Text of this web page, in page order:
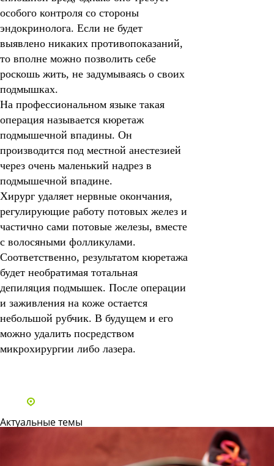
особого контроля со стороны
эндокринолога. Если не будет
выявлено никаких противопоказаний,
то вполне можно позволить себе
роскошь жить, не задумываясь о своих
подмышках.
На профессиональном языке такая
операция называется кюретаж
подмышечной впадины. Он
производится под местной анестезией
через очень маленький надрез в
подмышечной впадине.
Хирург удаляет нервные окончания,
регулирующие работу потовых желез и
частично сами потовые железы, вместе
с волосяными фолликулами.
Соответственно, результатом кюретажа
будет необратимая тотальная
депиляция подмышек. После операции
и заживления на коже остается
небольшой рубчик. В будущем и его
можно удалить посредством
микрохирургии либо лазера.
Актуальные темы